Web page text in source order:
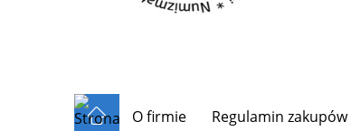
O firmie Regulamin zakupów